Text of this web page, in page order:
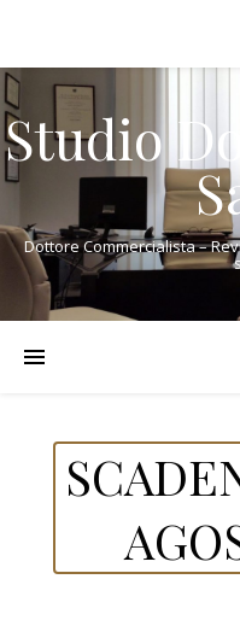
Studio
Dottore Commercialista –